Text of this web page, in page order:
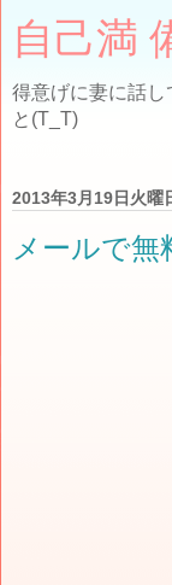
自己満
得意げに妻に話し
と(T_T)
2013年3月19日火曜
メールで無